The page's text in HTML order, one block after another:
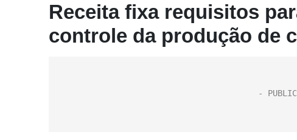
Receita fixa requisitos
controle da produção de